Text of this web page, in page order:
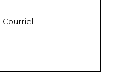
Courriel